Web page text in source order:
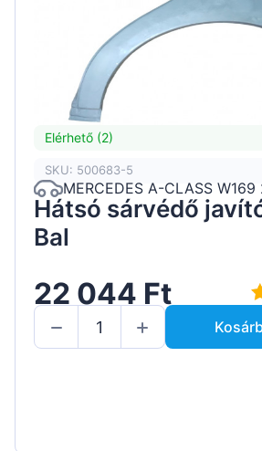
Elérhető (2)
SKU: 500683-5
MERCEDES A-CLASS
Hátsó sárvédő
Bal
22 044 Ft